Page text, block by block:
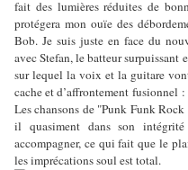
fait des lumières réduites de
protégera mon ouïe des
Bob. Je suis juste en face du
avec Stefan, le batteur surpuissant
sur lequel la voix et la guitare
cache et d’affrontement fusionnel
Les chansons de "Punk Funk
il quasiment dans son
accompagner, ce qui fait que le
les imprécations soul est total.